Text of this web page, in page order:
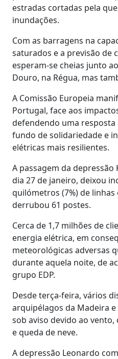
estradas cortadas pela
inundações.
Com as barragens na
saturados e a previsão de
esperam-se cheias junto
Douro, na Régua, mas
A Comissão Europeia
Portugal, face aos
defendendo uma
fundo de solidariedade e
elétricas mais resilientes.
A passagem da
dia 27 de janeiro, deixou
quilómetros (7%) de
derrubou 61 postes.
Cerca de 1,7 milhões de
energia elétrica, em
meteorológicas adversas
durante aquela noite, de
grupo EDP.
Desde terça-feira, vários
arquipélagos da Madeira
sob aviso devido ao
e queda de neve.
A depressão Leonardo